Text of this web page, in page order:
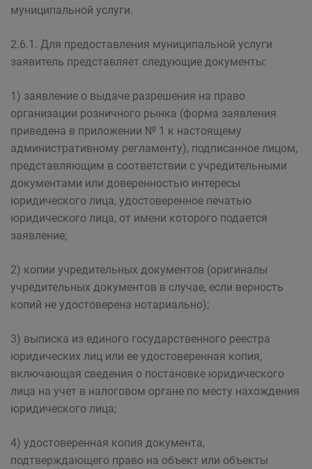
муниципальной услуги.
2.6.1. Для предоставления муниципальной услуги
заявитель представляет следующие документы:
1) заявление о выдаче разрешения на право
организации розничного рынка (форма заявления
приведена в приложении № 1 к настоящему
административному регламенту), подписанное лицом,
представляющим в соответствии с учредительными
документами или доверенностью интересы
юридического лица, удостоверенное печатью
юридического лица, от имени которого подается
заявление;
2) копии учредительных документов (оригиналы
учредительных документов в случае, если верность
копий не удостоверена нотариально);
3) выписка из единого государственного реестра
юридических лиц или ее удостоверенная копия,
включающая сведения о постановке юридического
лица на учет в налоговом органе по месту нахождения
юридического лица;
4) удостоверенная копия документа,
подтверждающего право на объект или объекты